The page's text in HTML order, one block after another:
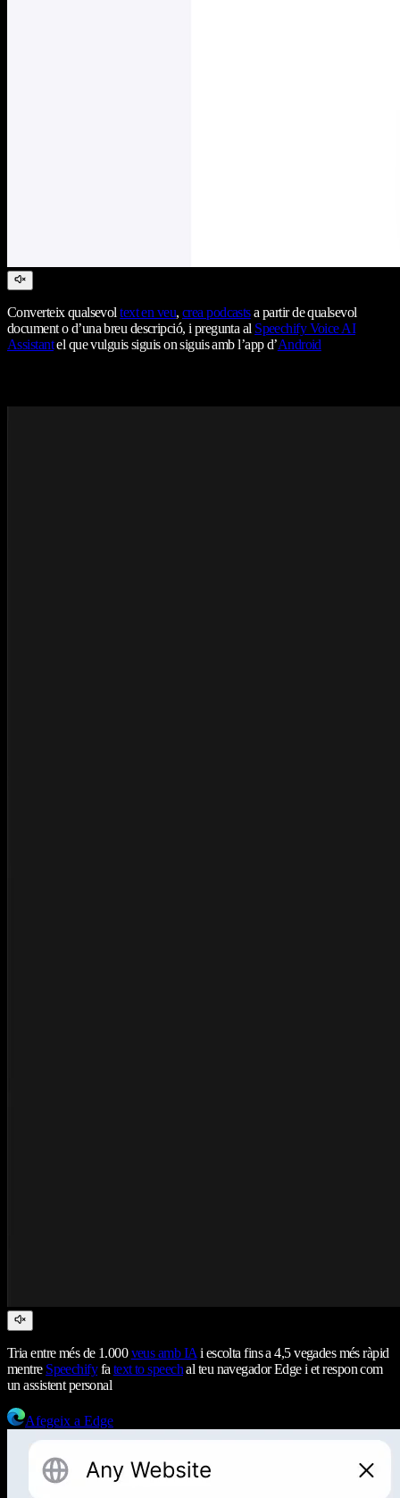
Converteix qualsevoltext en veu, crea podcastsa partir de qualsevol
document o d’una breu descripció, i pregunta al Speechify Voice AI
Assistantel que vulguis siguis on siguis amb l’app d’Android
Tria entre més de 1.000veus amb IA i escolta fins a 4,5 vegades més ràpid
mentre Speechifyfa text to speechal teu navegador Edge i et respon com
un assistent personal
Afegeix a Edge